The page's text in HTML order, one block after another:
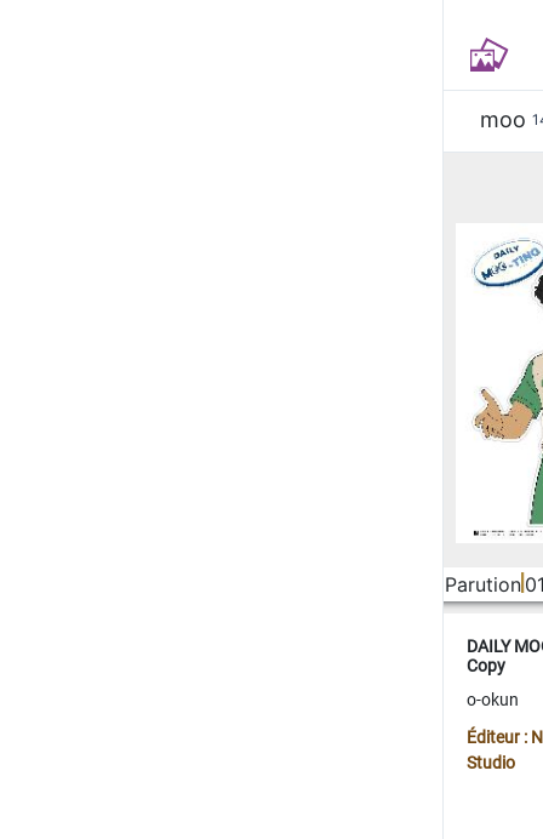
moo
Parution
DAILY
Copy
o-okun
Éditeur :
Studio